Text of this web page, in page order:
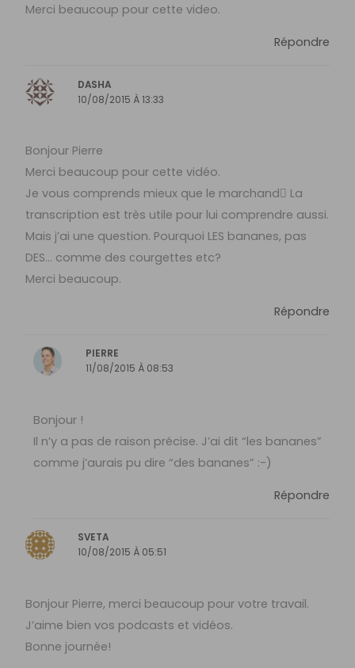
Merci beaucoup pour cette video.
Répondre
DASHA
10/08/2015 À 13:33
Bonjour Pierre
Merci beaucoup pour cette vidéo.
Je vous comprends mieux que le marchand La
transcription est très utile pour lui comprendre aussi.
Mais j’ai une question. Pourquoi LES bananes, pas
DES… comme des сourgettes etc?
Merci beaucoup.
Répondre
PIERRE
11/08/2015 À 08:53
Bonjour !
Il n’y a pas de raison précise. J’ai dit “les bananes”
comme j’aurais pu dire “des bananes” :-)
Répondre
SVETA
10/08/2015 À 05:51
Bonjour Pierre, merci beaucoup pour votre travail.
J’aime bien vos podcasts et vidéos.
Bonne journée!